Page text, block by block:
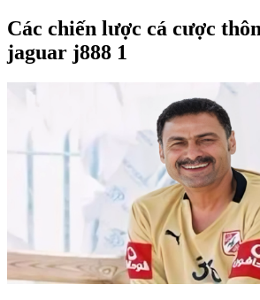
Các chiến lược cá cược
jaguar j888 1